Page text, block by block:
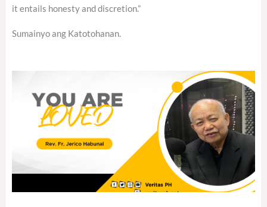
it entails honesty and discretion.”
Sumainyo ang Katotohanan.